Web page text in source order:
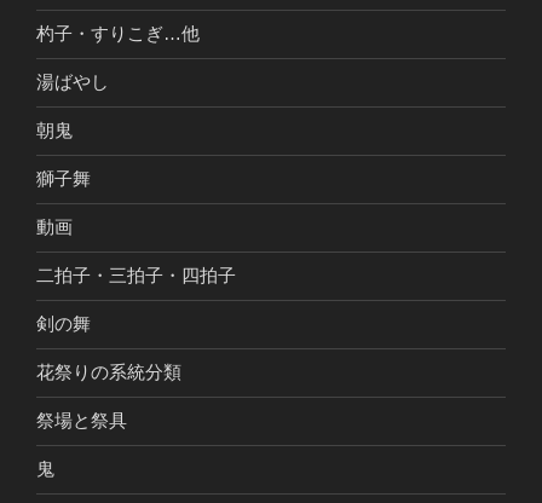
杓子・すりこぎ…他
湯ばやし
朝鬼
獅子舞
動画
二拍子・三拍子・四拍子
剣の舞
花祭りの系統分類
祭場と祭具
鬼